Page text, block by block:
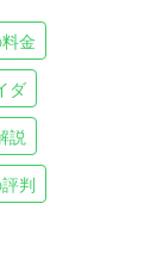
金
ダ
説
判